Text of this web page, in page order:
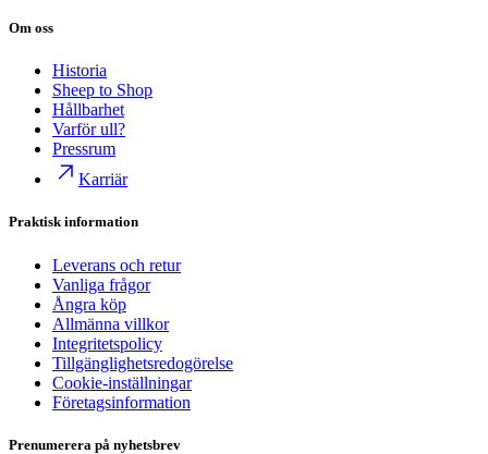
Om oss
Historia
Sheep to Shop
Hållbarhet
Varför ull?
Pressrum
Karriär
Praktisk information
Leverans och retur
Vanliga frågor
Ångra köp
Allmänna villkor
Integritetspolicy
Tillgänglighetsredogörelse
Cookie-inställningar
Företagsinformation
Prenumerera på nyhetsbrev